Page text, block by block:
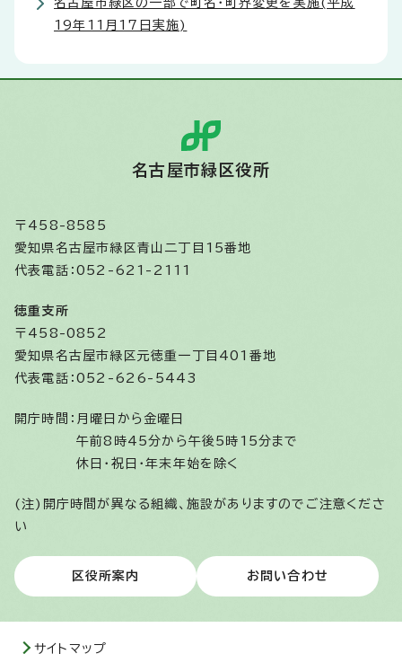
名古屋市緑区の一部で町名・町界変更を実施(平成
19年11月17日実施)
名古屋市緑区役所
〒458-8585
愛知県名古屋市緑区青山二丁目15番地
代表電話：052-621-2111
徳重支所
〒458-0852
愛知県名古屋市緑区元徳重一丁目401番地
代表電話：052-626-5443
開庁時間： 月曜日から金曜日
午前8時45分から午後5時15分まで
休日・祝日・年末年始を除く
(注)開庁時間が異なる組織、施設がありますのでご注意くださ
い
区役所案内 お問い合わせ
サイトマップ